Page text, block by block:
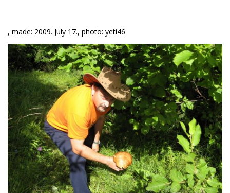
, made: 2009. July 17., photo: yeti46